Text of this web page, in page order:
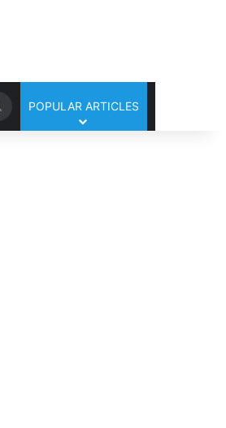
Search
for
POPULAR ARTICLES